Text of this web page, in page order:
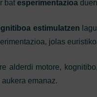
bat esperimentazioa
estimulatzen
jolas
alderdi motore,
emanaz.